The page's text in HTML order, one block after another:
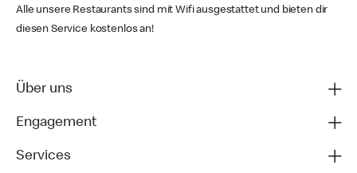
Alle unsere Restaurants sind mit Wifi ausgestattet und bieten dir
diesen Service kostenlos an!
Über uns
Engagement
Services